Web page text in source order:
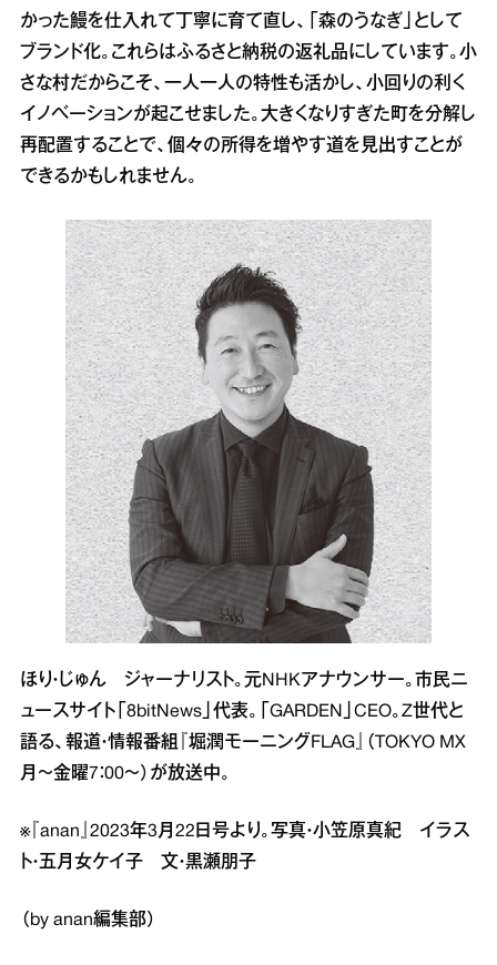
かった鰻を仕入れて丁寧に育て直し、「森のうなぎ」として
ブランド化。これらはふるさと納税の返礼品にしています。小
さな村だからこそ、一人一人の特性も活かし、小回りの利く
イノベーションが起こせました。大きくなりすぎた町を分解し
再配置することで、個々の所得を増やす道を見出すことが
できるかもしれません。
ほり・じゅん ジャーナリスト。元NHKアナウンサー。市民ニ
ュースサイト「8bitNews」代表。「GARDEN」CEO。Z世代と
語る、報道・情報番組『堀潤モーニングFLAG』（TOKYO MX
月～金曜7：00～）が放送中。
※『anan』2023年3月22日号より。写真・小笠原真紀 イラス
ト・五月女ケイ子 文・黒瀬朋子
（by anan編集部）